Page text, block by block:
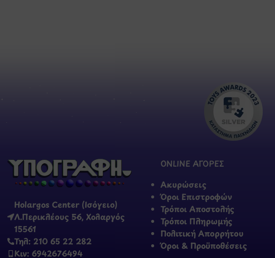
Holargos Center (Ισόγειο)
Λ.Περικλέους 56, Χολαργός
15561
Τηλ: 210 65 22 282
Κιν: 6942676494
ONLINE ΑΓΟΡΕΣ
Ακυρώσεις
Όροι Επιστροφών
Τρόποι Αποστολής
Τρόποι Πληρωμής
Πολιτική Απορρήτου
Όροι & Προϋποθέσεις